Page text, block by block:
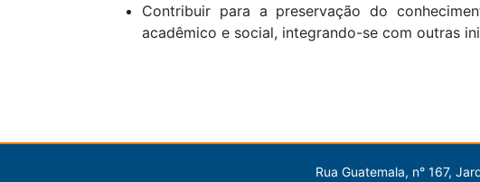
Contribuir para a preservação do
acadêmico e social, integrando-se com outras
Rua Guatemala, n° 167,